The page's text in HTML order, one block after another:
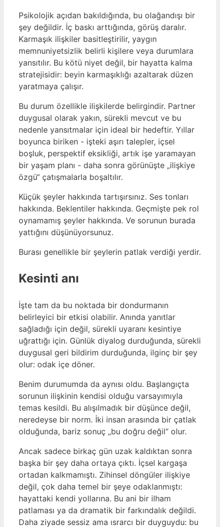
Psikolojik açıdan bakıldığında, bu olağandışı bir
şey değildir. İç baskı arttığında, görüş daralır.
Karmaşık ilişkiler basitleştirilir, yaygın
memnuniyetsizlik belirli kişilere veya durumlara
yansıtılır. Bu kötü niyet değil, bir hayatta kalma
stratejisidir: beyin karmaşıklığı azaltarak düzen
yaratmaya çalışır.
Bu durum özellikle ilişkilerde belirgindir. Partner
duygusal olarak yakın, sürekli mevcut ve bu
nedenle yansıtmalar için ideal bir hedeftir. Yıllar
boyunca biriken - işteki aşırı talepler, içsel
boşluk, perspektif eksikliği, artık işe yaramayan
bir yaşam planı - daha sonra görünüşte „ilişkiye
özgü“ çatışmalarla boşaltılır.
Küçük şeyler hakkında tartışırsınız. Ses tonları
hakkında. Beklentiler hakkında. Geçmişte pek rol
oynamamış şeyler hakkında. Ve sorunun burada
yattığını düşünüyorsunuz.
Burası genellikle bir şeylerin patlak verdiği yerdir.
Kesinti anı
İşte tam da bu noktada bir dondurmanın
belirleyici bir etkisi olabilir. Anında yanıtlar
sağladığı için değil, sürekli uyaranı kesintiye
uğrattığı için. Günlük diyalog durduğunda, sürekli
duygusal geri bildirim durduğunda, ilginç bir şey
olur: odak içe döner.
Benim durumumda da aynısı oldu. Başlangıçta
sorunun ilişkinin kendisi olduğu varsayımıyla
temas kesildi. Bu alışılmadık bir düşünce değil,
neredeyse bir norm. İki insan arasında bir çatlak
olduğunda, bariz sonuç „bu doğru değil“ olur.
Ancak sadece birkaç gün uzak kaldıktan sonra
başka bir şey daha ortaya çıktı. İçsel kargaşa
ortadan kalkmamıştı. Zihinsel döngüler ilişkiye
değil, çok daha temel bir şeye odaklanmıştı:
hayattaki kendi yollarına. Bu ani bir ilham
patlaması ya da dramatik bir farkındalık değildi.
Daha ziyade sessiz ama ısrarcı bir duyguydu: bu